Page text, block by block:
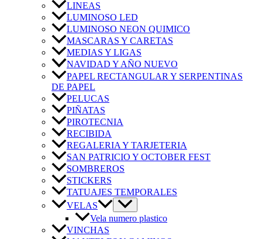
LINEAS
LUMINOSO LED
LUMINOSO NEON QUIMICO
MASCARAS Y CARETAS
MEDIAS Y LIGAS
NAVIDAD Y AÑO NUEVO
PAPEL RECTANGULAR Y SERPENTINAS
DE PAPEL
PELUCAS
PIÑATAS
PIROTECNIA
RECIBIDA
REGALERIA Y TARJETERIA
SAN PATRICIO Y OCTOBER FEST
SOMBREROS
STICKERS
TATUAJES TEMPORALES
VELAS
Vela numero plastico
VINCHAS